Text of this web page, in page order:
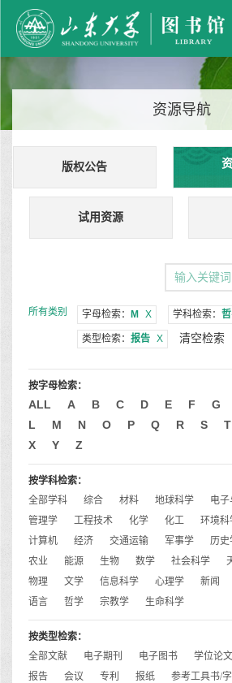
资源导航
版权公告
试用资源
所有类别 字母检索： M X 学科检索：
类型检索： 报告 X 清空检索
按字母检索：
ALL A B C D E F G
L
M N O P Q R S T
X
Y Z
按学科检索：
全部学科
综合 材料 地球科学 电子
管理学
工程技术 化学 化工 环境科
计算机
经济 交通运输 军事学 历史
农业
能源 生物 数学 社会科学
物理
文学 信息科学 心理学 新闻
语言
哲学 宗教学 生命科学
按类型检索：
全部文献
电子期刊 电子图书 学位论文
报告
会议 专利 报纸 参考工具书/